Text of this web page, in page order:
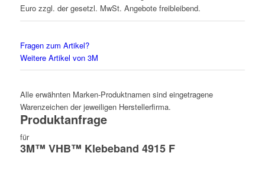
Euro zzgl. der gesetzl. MwSt. Angebote freibleibend.
Fragen zum Artikel?
Weitere Artikel von 3M
Alle erwähnten Marken-Produktnamen sind eingetragene
Warenzeichen der jeweiligen Herstellerfirma.
Produktanfrage
für
3M™ VHB™ Klebeband 4915 F